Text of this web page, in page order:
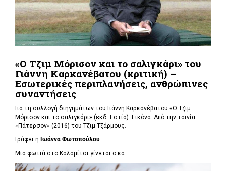
«Ο Τζιμ Μόρισον και το σαλιγκάρι» του
Γιάννη Καρκανέβατου (κριτική) –
Εσωτερικές περιπλανήσεις, ανθρώπινες
συναντήσεις
Για τη συλλογή διηγημάτων του Γιάννη Καρκανέβατου «Ο Τζιμ
Μόρισον και το σαλιγκάρι» (εκδ. Εστία). Εικόνα: Από την ταινία
«Πάτερσον» (2016) του Τζιμ Τζάρμους.
Γράφει η Ιωάννα Φωτοπούλου
Μια φωτιά στο Καλαμίτσι γίνεται ο κα...